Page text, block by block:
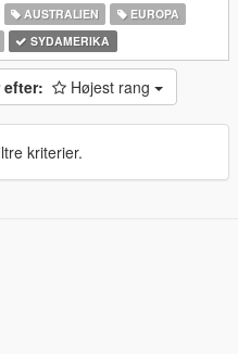
AUSTRALIEN
EUROPA
SYDAMERIKA
efter: Højest rang
kriterier.